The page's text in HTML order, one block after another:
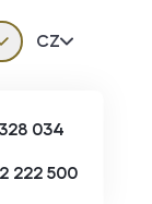
034
222 500
Volba
CZ